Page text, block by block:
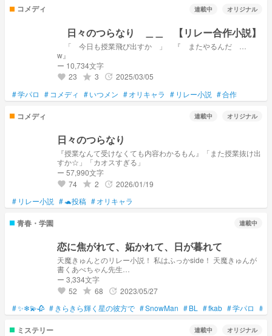
コメディ 連載中 オリジナル
日々のつらなり ＿＿ 【リレー合作小説】
「 今日も授業飛び出すか 」 『 またやるんだ …
w』
ー 10,734文字
favorite 23 grade 3 update 2025/03/05
#学パロ # コメディ #いつメン #オリキャラ # リレー小説 #合作
コメディ 連載中 オリジナル
日々のつらなり
『授業なんて受けなくても内容わかるもん』「また授業抜け出
すか☆」「カオスすぎる」
ー 57,990文字
favorite 74 grade 2 update 2026/01/19
# リレー小説 #🐢投稿 #オリキャラ
青春・学園 連載中
恋に焦がれて、妬かれて、日が暮れて
天魔きゅんとのリレー小説！ 私はふっかside！ 天魔きゅんが
書くあべちゃん先生
side➛https://novel.prcm.jp/novel/vOFMDr3Ak9aSrdIhXs3i 恋な
んてしないと思ってた 相手は男だし、何より先生だったから...
⚠避ふかあべ、だてなべ、めめこじ、いわさく
ー 3,334文字
favorite 52 grade 68 update 2023/05/27
#✨❄💫🥀 # きらきら輝く星の彼方で #SnowMan #BL #fkab #学パロ #
ミステリー 連載中 オリジナル